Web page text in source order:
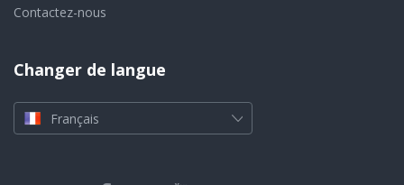
Contactez-nous
Changer de langue
Français